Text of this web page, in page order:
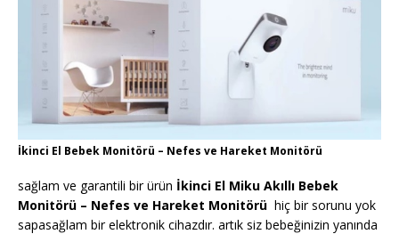
İkinci El Bebek Monitörü – Nefes ve Hareket Monitörü
sağlam ve garantili bir ürün İkinci El Miku Akıllı Bebek
Monitörü – Nefes ve Hareket Monitörü hiç bir sorunu yok
sapasağlam bir elektronik cihazdır. artık siz bebeğinizin yanında